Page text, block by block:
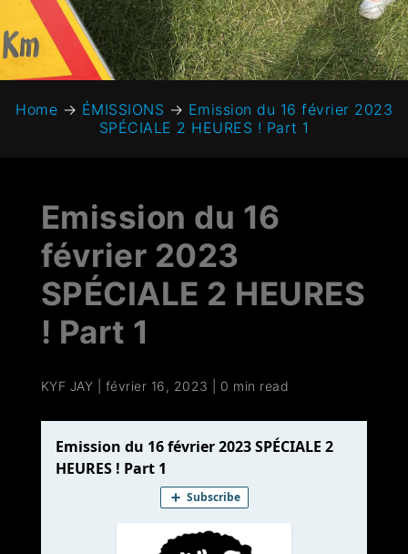
Home → ÉMISSIONS → Emission du 16 février 2023
SPÉCIALE 2 HEURES ! Part 1
Emission du 16
février 2023
SPÉCIALE 2 HEURES
! Part 1
KYF JAY février 16, 2023 0 min read